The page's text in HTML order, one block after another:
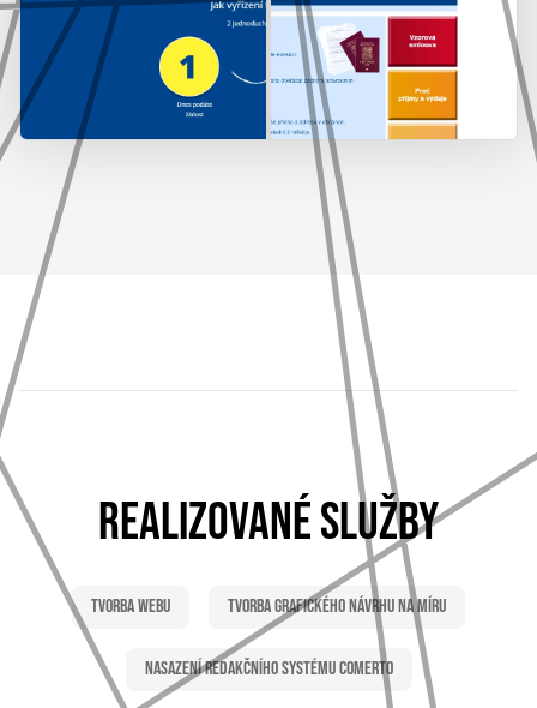
REALIZOVANÉ SLUŽBY
Tvorba webu Tvorba grafického návrhu na míru
Nasazení redakčního systému Comerto